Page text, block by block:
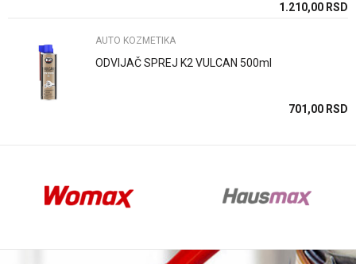
POŠALJI
1.210,00 RSD
AUTO KOZMETIKA
ODVIJAČ SPREJ K2 VULCAN 500ml
701,00 RSD